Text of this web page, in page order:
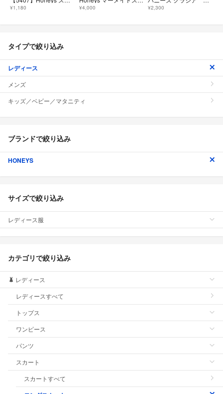
¥1,180 ¥4,000 ¥2,300
タイプで絞り込み
レディース
メンズ
キッズ／ベビー／マタニティ
ブランドで絞り込み
HONEYS
サイズで絞り込み
レディース服
カテゴリで絞り込み
レディース
レディースすべて
トップス
ワンピース
パンツ
スカート
スカートすべて